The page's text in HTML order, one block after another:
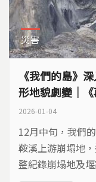
災害
《我們的島》
形地貌劇變｜《
2026-01-04
12月中旬，我們
鞍溪上游崩塌地
整紀錄崩塌地及